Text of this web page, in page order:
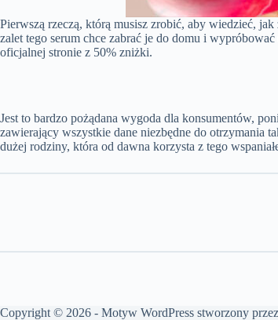
Pierwszą rzeczą, którą musisz zrobić, aby wiedzieć,
zalet tego serum chce zabrać je do domu i
oficjalnej stronie z 50% zniżki.
Jest to bardzo pożądana wygoda dla konsumentów,
zawierający wszystkie dane niezbędne do otrzymania
dużej rodziny, która od dawna korzysta z tego
Copyright © 2026 - Motyw WordPress stworzony przez